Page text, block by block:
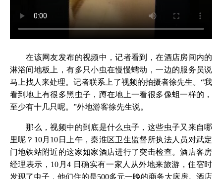
在该网友发布的视频中，记者看到，在酒店房间内的
淋浴间地板上，有多只小虫在慢慢蠕动，一边的服务员说
马上找人来处理。记者联系上了视频的拍摄者徐先生。“我
看到地上有很多黑虫子，蹲在地上一看很多像蛆一样的，
至少有十几只呢。”外地游客徐先生说。
那么，视频中的到底是什么虫子，这些虫子又来自哪
里呢？10月10日上午，秦淮区卫生监督所执法人员对武定
门地铁站附近的这家如家酒店进行了突击检查。酒店客房
经理表示，10月4 日确实有一家人从外地来旅游，住宿时
发现了虫子，他们住的是500多元一晚的商务大床房。酒店